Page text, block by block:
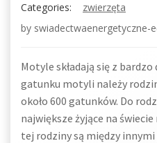
Categories:
zwierzęta
by swiadectwaenergetyczne-
Motyle składają się z
gatunku motyli należy
około 600 gatunków. Do
największe żyjące na
tej rodziny są między